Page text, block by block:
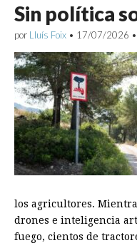
Sin política
por Lluís Foix • 17/07/2026 •
los agricultores.
drones e inteligencia
fuego, cientos de